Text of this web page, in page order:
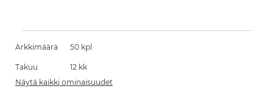
Arkkimäärä 50 kpl
Takuu
12 kk
Näytä kaikki ominaisuudet